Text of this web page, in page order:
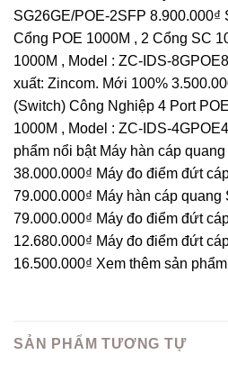
SG26GE/POE-2SFP
Cổng POE 1000M , 2 Cổng SC
1000M , Model : ZC-IDS-
xuất: Zincom. Mới 100%
(Switch) Công Nghiệp 4 Port
1000M , Model : ZC-IDS-
phẩm nổi bật Máy hàn cáp
38.000.000₫ Máy đo điểm đứt
79.000.000₫ Máy hàn cáp quang
79.000.000₫ Máy đo điểm đứt
12.680.000₫ Máy đo điểm đứt
16.500.000₫ Xem thêm sản phẩm
SẢN PHẨM TƯƠNG TỰ